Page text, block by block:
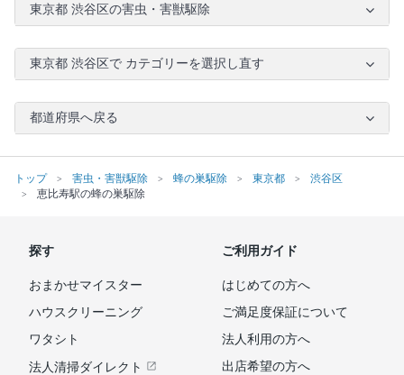
東京都 渋谷区の害虫・害獣駆除
東京都 渋谷区で カテゴリーを選択し直す
都道府県へ戻る
トップ 害虫・害獣駆除 蜂の巣駆除 東京都
渋谷区
恵比寿駅の蜂の巣駆除
探す
おまかせマイスター
ハウスクリーニング
ワタシト
法人清掃ダイレクト
ご利用ガイド
はじめての方へ
ご満足度保証について
法人利用の方へ
出店希望の方へ